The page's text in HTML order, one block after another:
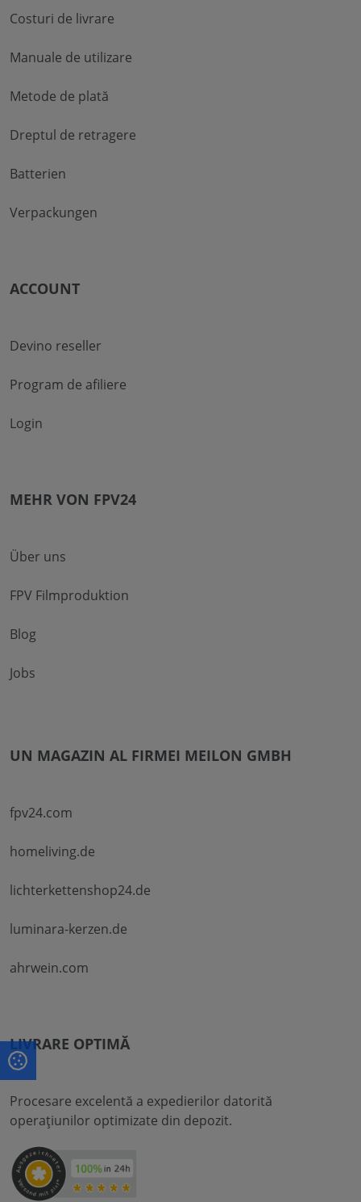
Costuri de livrare
Manuale de utilizare
Metode de plată
Dreptul de retragere
Batterien
Verpackungen
ACCOUNT
Devino reseller
Program de afiliere
Login
MEHR VON FPV24
Über uns
FPV Filmproduktion
Blog
Jobs
UN MAGAZIN AL FIRMEI MEILON GMBH
fpv24.com
homeliving.de
lichterkettenshop24.de
luminara-kerzen.de
ahrwein.com
LIVRARE OPTIMĂ
Procesare excelentă a expedierilor datorită
operațiunilor optimizate din depozit.